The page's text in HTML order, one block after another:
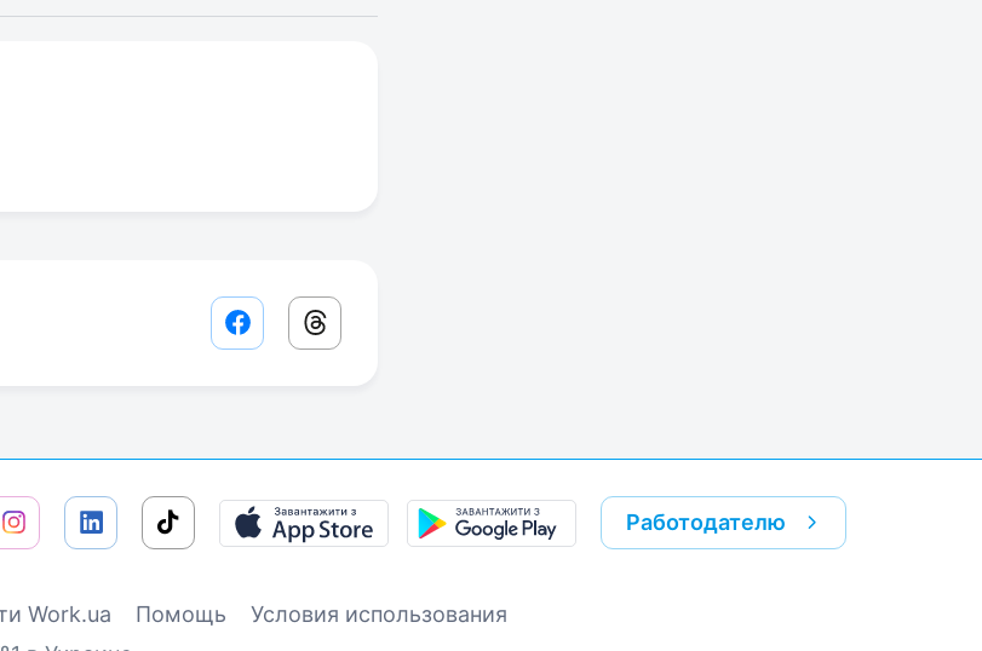
Facebook share link
Threads share link
Работодателю
Work.ua Помощь
Условия использования